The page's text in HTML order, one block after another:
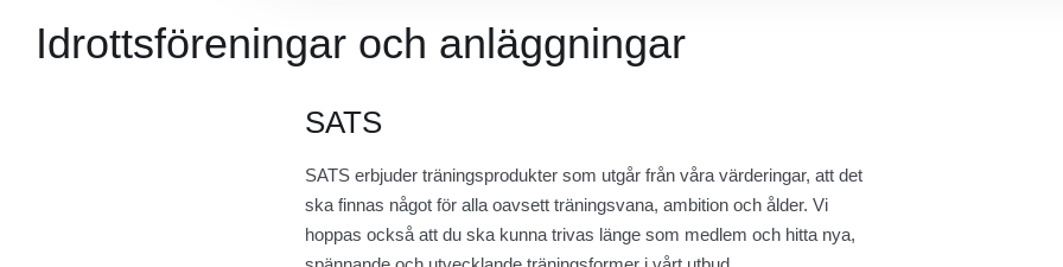
Idrottsföreningar och anläggningar
SATS
SATS erbjuder träningsprodukter som utgår från våra värderingar, att det
ska finnas något för alla oavsett träningsvana, ambition och ålder. Vi
hoppas också att du ska kunna trivas länge som medlem och hitta nya,